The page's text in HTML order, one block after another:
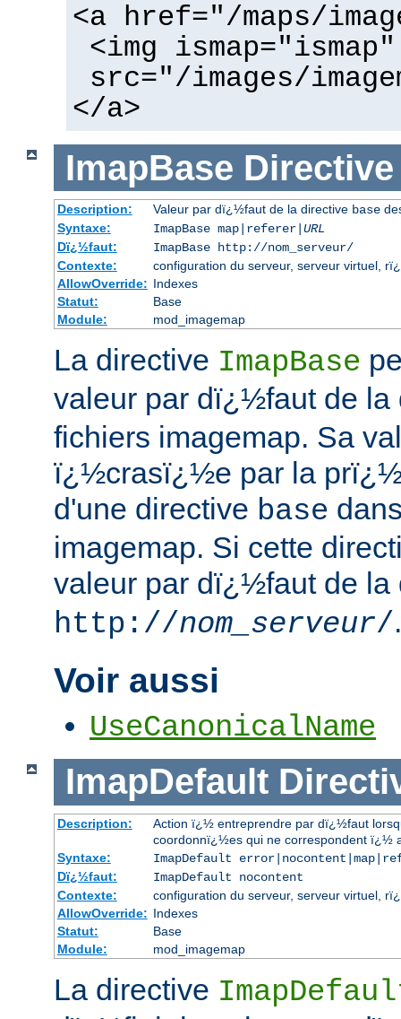
<a href="/maps/
<img ismap="ismap"
src="/images/
</a>
ImapBase Directive
Description: Valeur par dï¿½faut de la directive base
Syntaxe:
ImapBase map|referer| URL
Dï¿½faut:
ImapBase http://nom_serveur/
Contexte:
configuration du serveur, serveur virtuel,
AllowOverride: Indexes
Statut:
Base
Module:
mod_imagemap
La directive ImapBase
valeur par dï¿½faut de
fichiers imagemap. Sa
ï¿½crasï¿½e par la
d'une directive base
imagemap. Si cette
valeur par dï¿½faut de
http://nom_serveur/.
Voir aussi
UseCanonicalName
ImapDefault
Description:
Action ï¿½ entreprendre par dï¿½faut
coordonnï¿½es qui ne correspondent ï¿½
Syntaxe:
ImapDefault
Dï¿½faut:
ImapDefault nocontent
Contexte:
configuration du serveur, serveur virtuel,
AllowOverride: Indexes
Statut:
Base
Module:
mod_imagemap
La directive